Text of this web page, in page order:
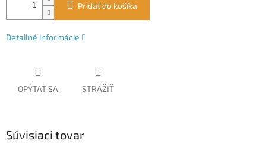
Pridať do košíka
Detailné informácie
OPÝTAŤ SA STRÁŽIŤ
Súvisiaci tovar